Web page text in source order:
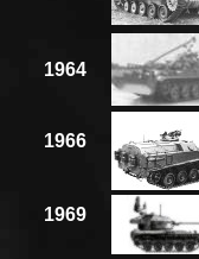
1964
1966
1969